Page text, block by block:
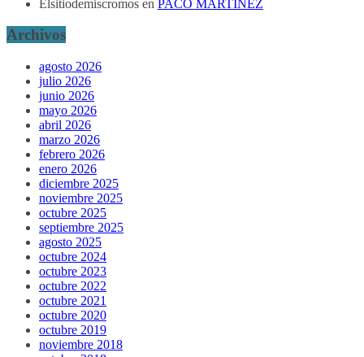
Elsitiodemiscromos en PACO MARTÍNEZ
Archivos
agosto 2026
julio 2026
junio 2026
mayo 2026
abril 2026
marzo 2026
febrero 2026
enero 2026
diciembre 2025
noviembre 2025
octubre 2025
septiembre 2025
agosto 2025
octubre 2024
octubre 2023
octubre 2022
octubre 2021
octubre 2020
octubre 2019
noviembre 2018